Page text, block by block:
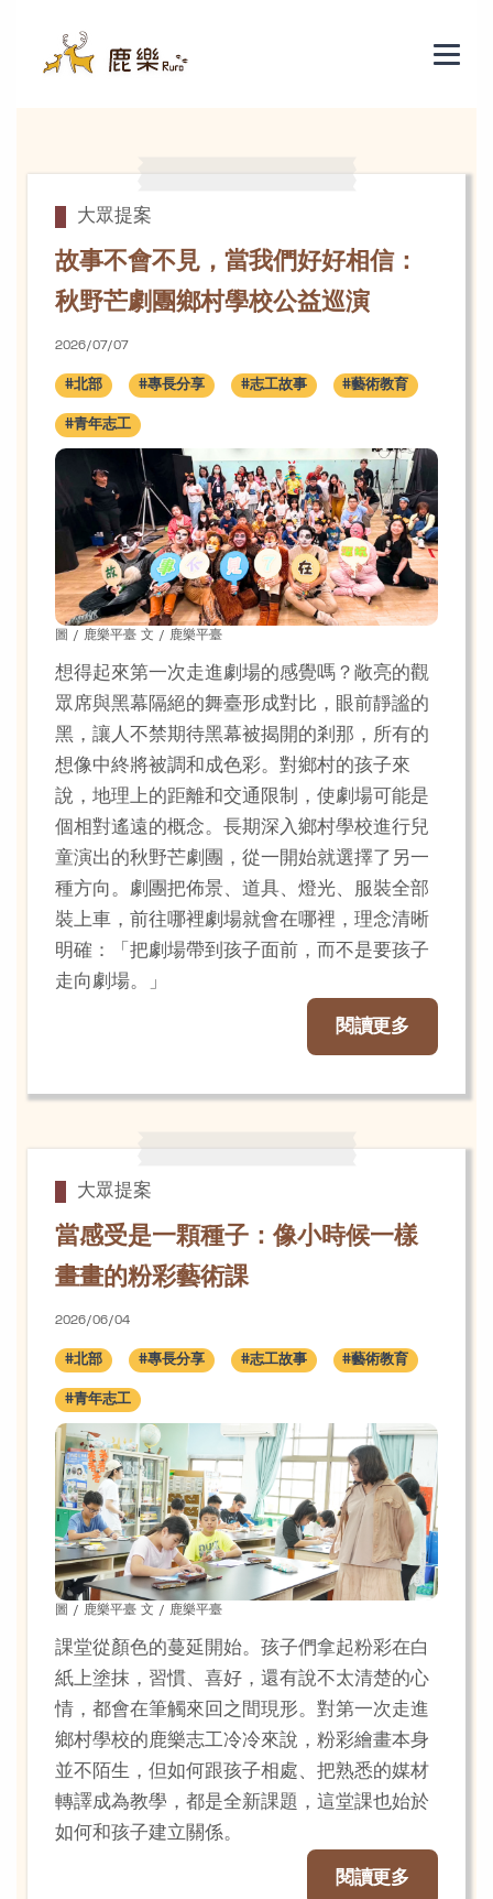
大眾提案
故事不會不見，當我們好好相信：
秋野芒劇團鄉村學校公益巡演
2026/07/07
#北部 #專長分享 #志工故事 #藝術教育
#青年志工
圖 / 鹿樂平臺 文 / 鹿樂平臺
想得起來第一次走進劇場的感覺嗎？敞亮的觀
眾席與黑幕隔絕的舞臺形成對比，眼前靜謐的
黑，讓人不禁期待黑幕被揭開的剎那，所有的
想像中終將被調和成色彩。對鄉村的孩子來
說，地理上的距離和交通限制，使劇場可能是
個相對遙遠的概念。長期深入鄉村學校進行兒
童演出的秋野芒劇團，從一開始就選擇了另一
種方向。劇團把佈景、道具、燈光、服裝全部
裝上車，前往哪裡劇場就會在哪裡，理念清晰
明確：「把劇場帶到孩子面前，而不是要孩子
走向劇場。」
閱讀更多
大眾提案
當感受是一顆種子：像小時候一樣
畫畫的粉彩藝術課
2026/06/04
#北部 #專長分享 #志工故事 #藝術教育
#青年志工
圖 / 鹿樂平臺 文 / 鹿樂平臺
課堂從顏色的蔓延開始。孩子們拿起粉彩在白
紙上塗抹，習慣、喜好，還有說不太清楚的心
情，都會在筆觸來回之間現形。對第一次走進
鄉村學校的鹿樂志工冷冷來說，粉彩繪畫本身
並不陌生，但如何跟孩子相處、把熟悉的媒材
轉譯成為教學，都是全新課題，這堂課也始於
如何和孩子建立關係。
閱讀更多